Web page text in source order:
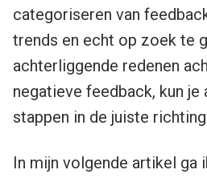
categoriseren van
trends en echt op zoek te
achterliggende redenen
negatieve feedback, kun je
stappen in de juiste
In mijn volgende artikel ga